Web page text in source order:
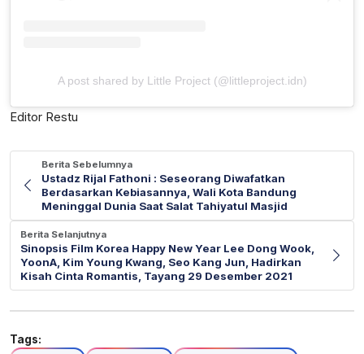
A post shared by Little Project (@littleproject.idn)
Editor Restu
Berita Sebelumnya
Ustadz Rijal Fathoni : Seseorang Diwafatkan
Berdasarkan Kebiasannya, Wali Kota Bandung
Meninggal Dunia Saat Salat Tahiyatul Masjid
Berita Selanjutnya
Sinopsis Film Korea Happy New Year Lee Dong Wook,
YoonA, Kim Young Kwang, Seo Kang Jun, Hadirkan
Kisah Cinta Romantis, Tayang 29 Desember 2021
Tags: